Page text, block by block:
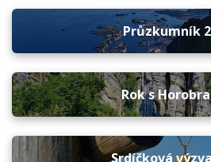
Průzkumník
Rok s
Srdíčková